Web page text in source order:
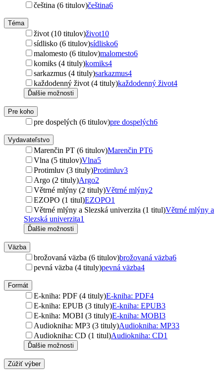
čeština (6 titulov)čeština6
Téma
život (10 titulov)život10
sídlisko (6 titulov)sídlisko6
malomesto (6 titulov)malomesto6
komiks (4 tituly)komiks4
sarkazmus (4 tituly)sarkazmus4
každodenný život (4 tituly)každodenný život4
Ďalšie možnosti
Pre koho
pre dospelých (6 titulov)pre dospelých6
Vydavateľstvo
Marenčin PT (6 titulov)Marenčin PT6
Vlna (5 titulov)Vlna5
Protimluv (3 tituly)Protimluv3
Argo (2 tituly)Argo2
Větrné mlýny (2 tituly)Větrné mlýny2
EZOPO (1 titul)EZOPO1
Větrné mlýny a Slezská univerzita (1 titul)Větrné mlýny a
Slezská univerzita1
Ďalšie možnosti
Väzba
brožovaná väzba (6 titulov)brožovaná väzba6
pevná väzba (4 tituly)pevná väzba4
Formát
E-kniha: PDF (4 tituly)E-kniha: PDF4
E-kniha: EPUB (3 tituly)E-kniha: EPUB3
E-kniha: MOBI (3 tituly)E-kniha: MOBI3
Audiokniha: MP3 (3 tituly)Audiokniha: MP33
Audiokniha: CD (1 titul)Audiokniha: CD1
Ďalšie možnosti
Zúžiť výber